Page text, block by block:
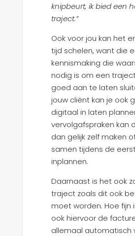
knipbeurt, ik bied een
traject.”
Ook voor jou kan het
tijd schelen, want die
kennismaking die
nodig is om een
goed aan te laten
jouw cliënt kan je ook
digitaal in laten
vervolgafspraken kan
dan gelijk zelf maken
samen tijdens de
inplannen.
Daarnaast is het ook
traject zoals dit ook
moet worden. Hoe fijn
ook hiervoor de
allemaal automatisch